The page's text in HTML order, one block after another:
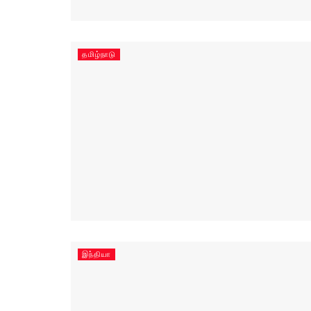
தமிழ்நாடு
இந்தியா